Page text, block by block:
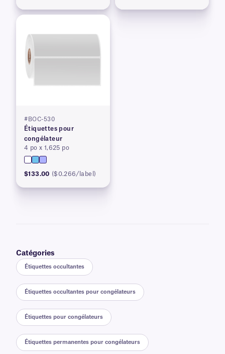
#BOC-530
Étiquettes pour
congélateur
4 po x 1,625 po
$133.00 ($0.266/label)
Catégories
Étiquettes occultantes
Étiquettes occultantes pour congélateurs
Étiquettes pour congélateurs
Étiquettes permanentes pour congélateurs